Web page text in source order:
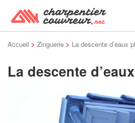
Accueil > Zinguerie > La descente d’eaux
La descente